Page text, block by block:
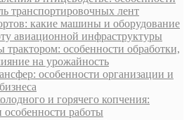
транспортировочных лент
какие машины и оборудование
авиационной инфраструктуры
особенности обработки,
на урожайность
особенности организации и
и горячего копчения:
работы